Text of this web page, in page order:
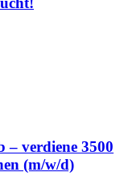
– verdiene 3500
(m/w/d)